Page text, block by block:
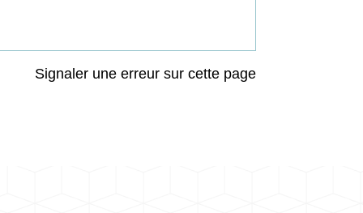
Signaler une erreur sur cette page